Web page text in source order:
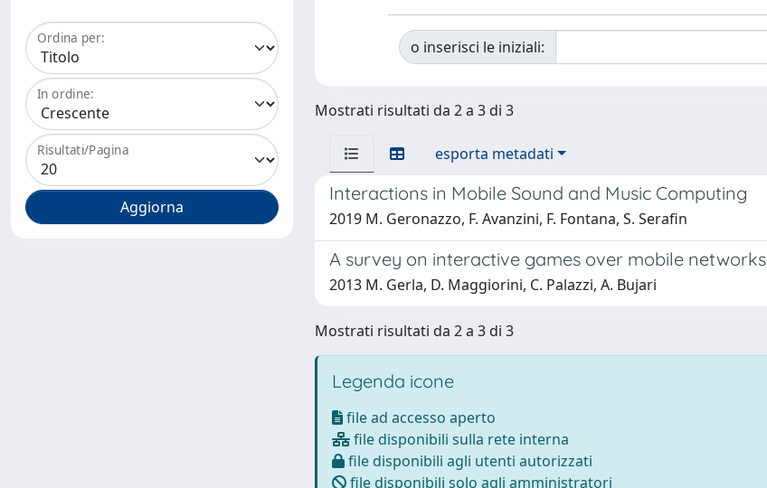
Ordina per:
In ordine:
Risultati/Pagina
o inserisci le iniziali:
Mostrati risultati da 2 a 3 di 3
esporta metadati
Interactions in Mobile Sound and Music Computing
2019 M. Geronazzo, F. Avanzini, F. Fontana, S. Serafin
A survey on interactive games over mobile networks
2013 M. Gerla, D. Maggiorini, C. Palazzi, A. Bujari
Mostrati risultati da 2 a 3 di 3
Legenda icone
file ad accesso aperto
file disponibili sulla rete interna
file disponibili agli utenti autorizzati
file disponibili solo agli amministratori